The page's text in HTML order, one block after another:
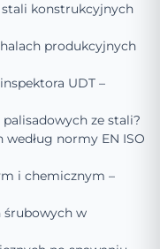
stali konstrukcyjnych
produkcyjnych
UDT –
ze stali?
normy EN ISO
i chemicznym –
śrubowych w